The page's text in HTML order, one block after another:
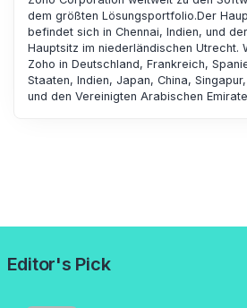
dem größten Lösungsportfolio.Der
befindet sich in Chennai, Indien, und
Hauptsitz im niederländischen Utrecht.
Zoho in Deutschland, Frankreich,
Staaten, Indien, Japan, China,
und den Vereinigten Arabischen
Editor's Pick